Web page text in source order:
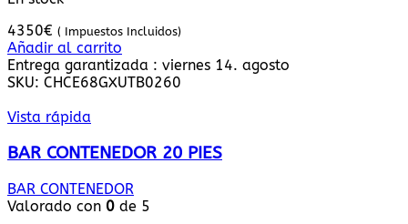
4350€ ( Impuestos Incluidos)
Añadir al carrito
Entrega garantizada : viernes 14. agosto
SKU: CHCE68GXUTB0260
Vista rápida
BAR CONTENEDOR 20 PIES
BAR CONTENEDOR
Valorado con 0 de 5